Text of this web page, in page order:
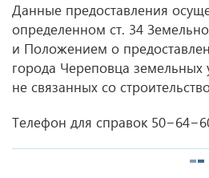
Данные предоставления
определенном ст. 34
и Положением о
города Череповца земельных
не связанных со
Телефон для справок